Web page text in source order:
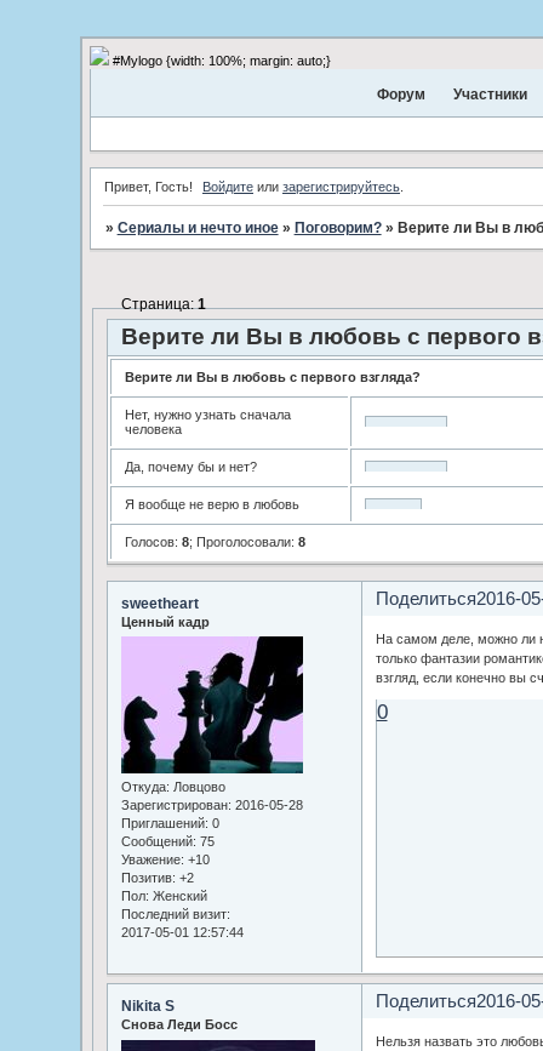
#Mylogo {width: 100%; margin: auto;}
Форум Участники
Привет, Гость! Войдите или зарегистрируйтесь
» Сериалы и нечто иное » Поговорим? » Верите ли Вы в
Верите ли Вы в любовь с первого
Страница:1
Верите ли Вы в любовь с первого взгляда?
Нет, нужно узнать сначала
человека
Да, почему бы и нет?
Я вообще не верю в любовь
Голосов: 8; Проголосовали: 8
Поделиться2016-
sweetheart
Ценный кадр
Откуда: Ловцово
Зарегистрирован: 2016-05-28
Приглашений: 0
Сообщений: 75
Уважение: +10
Позитив: +2
Пол: Женский
Последний визит:
2017-05-01 12:57:44
На самом деле, можно ли
только фантазии
взгляд, если конечно вы
0
Поделиться2016-
Nikita S
Снова Леди Босс
Нельзя назвать это